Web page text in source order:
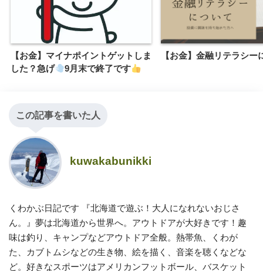
【お金】マイナポイントゲットしま
した？急げ
9月末で終了です
【お金】金融リテラシー
この記事を書いた人
kuwakabunikki
くわかぶ日記です 『北海道で遊ぶ！大人になれないおじさ
ん。』夢は北海道から世界へ。アウトドアが大好きです！趣
味は釣り、キャンプなどアウトドア全般。熱帯魚、くわが
た、カブトムシなどの生き物、絵を描く、音楽を聴くなどな
ど。好きなスポーツはアメリカンフットボール、バスケット